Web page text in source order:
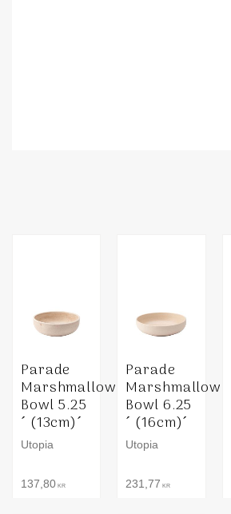
Parade
Marshmallow
Bowl 5.25
´ (13cm)´
Utopia
137,80 KR
Parade
Marshmallow
Bowl 6.25
´ (16cm)´
Utopia
231,77 KR